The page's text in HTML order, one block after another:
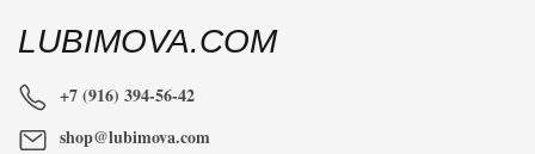
LUBIMOVA.COM
+7 (916) 394-56-42
shop@lubimova.com